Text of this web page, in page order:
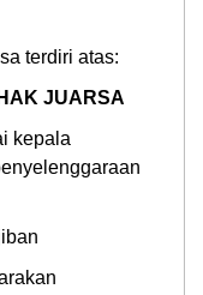
terdiri atas:
JUARSA
kepala